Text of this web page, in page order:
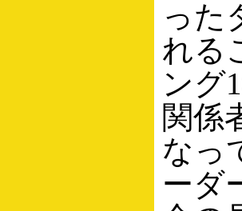
った
れる
ング
関係
なっ
ーダ